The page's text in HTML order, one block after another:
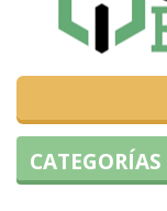
CATEGORÍAS